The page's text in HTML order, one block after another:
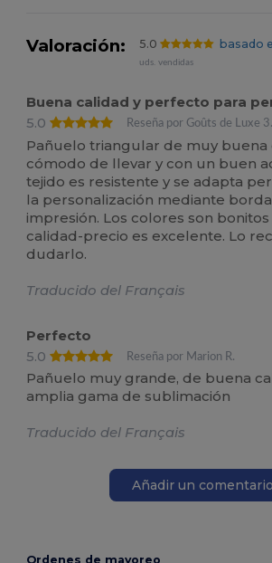
Valoración: 5.0 basado
uds. vendidas
Buena calidad y perfecto para
5.0
Reseña por Goûts de Luxe 3.
Pañuelo triangular de muy buena
cómodo de llevar y con un buen
tejido es resistente y se adapta
la personalización mediante
impresión. Los colores son
calidad-precio es excelente. Lo
dudarlo.
Traducido del Français
Perfecto
5.0
Reseña por Marion R.
Pañuelo muy grande, de buena
amplia gama de sublimación
Traducido del Français
Añadir un comentario
Ordenes de mayoreo